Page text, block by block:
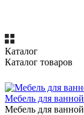
Каталог
Каталог товаров
Мебель для ванной
Мебель для ванной